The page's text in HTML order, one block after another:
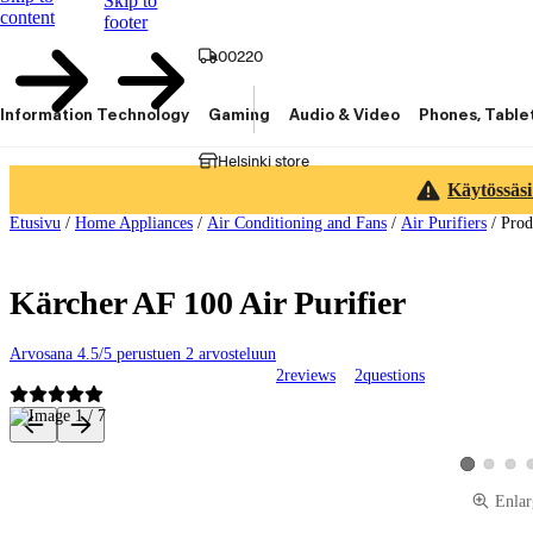
content
footer
00220
Helsinki store
Information Technology Gaming Audio & Video Phones,
Etusivu / Home Appliances / Air Conditioning and Fans / Air Purifiers /
Kärcher AF 100 Air Purifier
Arvosana 4.5/5 perustuen 2 arvosteluun
2reviews 2questions
Product images and videos
ViewView View